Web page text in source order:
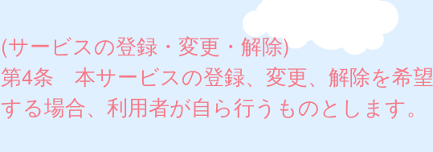
(サービスの登録・変更・解除)
第4条 本サービスの登録、変更、解除を希望
する場合、利用者が自ら行うものとします。